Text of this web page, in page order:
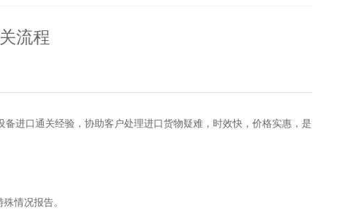
流程
进口通关经验，协助客户处理进口货物疑难，时效快，价格实惠，是
情况报告。